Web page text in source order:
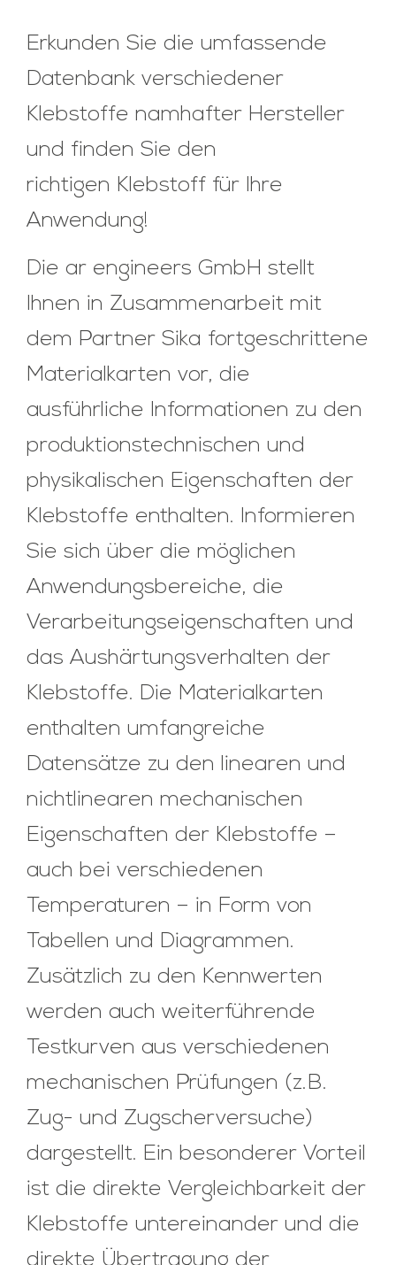
Erkunden Sie die umfassende
Datenbank verschiedener
Klebstoffe namhafter Hersteller
und finden Sie den
richtigen Klebstoff für Ihre
Anwendung!
Die ar engineers GmbH stellt
Ihnen in Zusammenarbeit mit
dem Partner Sika fortgeschrittene
Materialkarten vor, die
ausführliche Informationen zu den
produktionstechnischen und
physikalischen Eigenschaften der
Klebstoffe enthalten. Informieren
Sie sich über die möglichen
Anwendungsbereiche, die
Verarbeitungseigenschaften und
das Aushärtungsverhalten der
Klebstoffe. Die Materialkarten
enthalten umfangreiche
Datensätze zu den linearen und
nichtlinearen mechanischen
Eigenschaften der Klebstoffe –
auch bei verschiedenen
Temperaturen – in Form von
Tabellen und Diagrammen.
Zusätzlich zu den Kennwerten
werden auch weiterführende
Testkurven aus verschiedenen
mechanischen Prüfungen (z.B.
Zug- und Zugscherversuche)
dargestellt. Ein besonderer Vorteil
ist die direkte Vergleichbarkeit der
Klebstoffe untereinander und die